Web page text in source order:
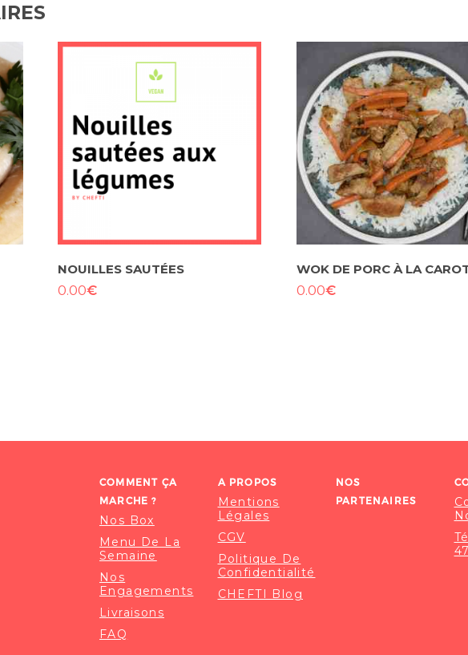
NOUILLES SAUTÉES
0.00€
WOK DE PORC À LA
0.00€
COMMENT ÇA
MARCHE ?
Nos Box
Menu De La
Semaine
Nos
Engagements
Livraisons
FAQ
A PROPOS
Mentions
Légales
CGV
Politique De
Confidentialité
CHEFTI Blog
NOS
PARTENAIRES
47